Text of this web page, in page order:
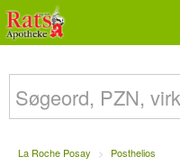
La Roche Posay Posthelios